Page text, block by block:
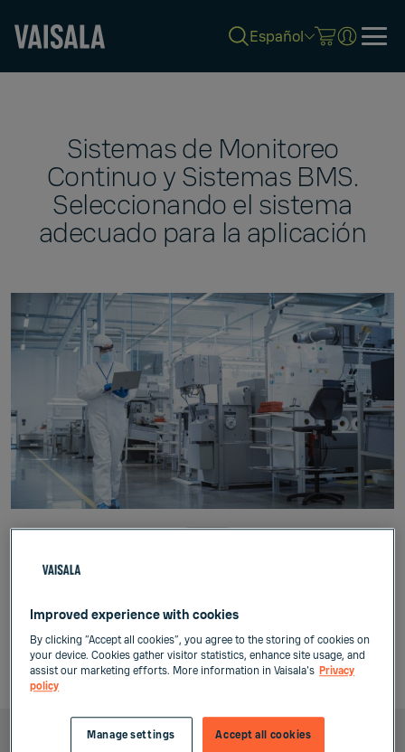
Español
Sistemas de Monitoreo
Continuo y Sistemas BMS.
Seleccionando el sistema
adecuado para la aplicación
de Monitoreo Continuo y Sistemas BMS.
Seleccionando el sistema adecuado para la
aplicación”.
Improved experience with cookies
By clicking “Accept all cookies”, you agree to the storing of cookies on
your device. Cookies gather visitor statistics, enhance site usage, and
assist our marketing efforts. More information in Vaisala's Privacy
policy
Accept all cookies
Manage settings